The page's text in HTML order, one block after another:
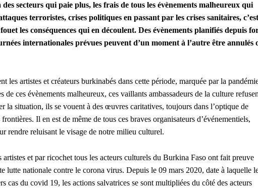
secteurs qui paie plus, les frais de tous les évènements malheureux qui
terroristes, crises politiques en passant par les crises sanitaires, c’est
les conséquences qui en découlent. Des évènements planifiés depuis
internationales prévues peuvent d’un moment à l’autre être annulés
les artistes et créateurs burkinabés dans cette période, marquée par la
ces évènements malheureux, ces vaillants ambassadeurs de la culture
la situation, ils se vouent à des œuvres caritatives, toujours dans l’optique de
Il en est de même de tous ces braves organisateurs d’événementiels,
rendre reluisant le visage de notre milieu culturel.
artistes et par ricochet tous les acteurs culturels du Burkina Faso ont fait preuve
lutte nationale contre le corona virus. Depuis le 09 mars 2020, date à laquelle
cas du covid 19, les actions salvatrices se sont multipliées du côté des acteurs